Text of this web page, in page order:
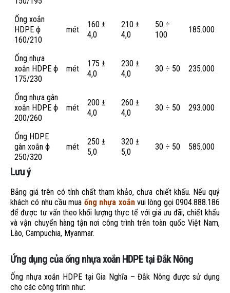
Ống xoắn
HDPE ϕ
160/210
mét
160 ±
4,0
210 ±
4,0
50 ÷
100
185.000
Ống nhựa
xoắn HDPE ϕ
175/230
mét
175 ±
4,0
230 ±
4,0
30 ÷ 50 235.000
Ống nhựa gân
xoắn HDPE ϕ
200/260
mét
200 ±
4,0
260 ±
4,0
30 ÷ 50 293.000
Ống HDPE
gân xoắn ϕ
250/320
mét
250 ±
5,0
320 ±
5,0
30 ÷ 50 585.000
Lưu ý
Bảng giá trên có tính chất tham khảo, chưa chiết khấu. Nếu quý
khách có nhu cầu mua ống nhựa xoắnvui lòng gọi 0904.888.186
để được tư vấn theo khối lượng thực tế với giá ưu đãi, chiết khấu
và vận chuyển hàng tận nơi công trình trên toàn quốc Việt Nam,
Lào, Campuchia, Myanmar.
Ứng dụng của ống nhựa xoắn HDPE tại Đắk Nông
Ống nhựa xoắn HDPE tại Gia Nghĩa – Đắk Nông được sử dụng
cho các công trình như: